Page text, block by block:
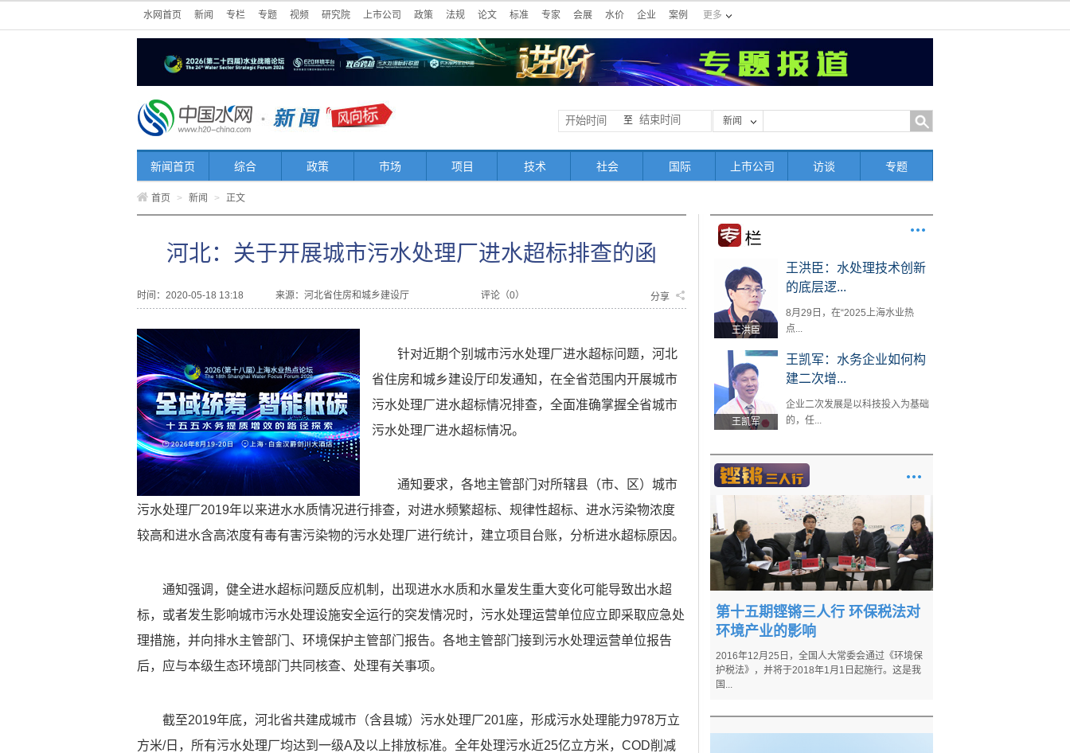
水网首页 新闻 专栏 专题 视频 研究院 上市公司 政策 法规 论文 标准 专家 会展 水价 企业 案例 更多
至 新闻
新闻首页 综合 政策 市场 项目 技术 社会 国际 上市公司 访谈 专题
首页 > 新闻 > 正文
河北：关于开展城市污水处理厂进水超标排查的函
时间：2020-05-18 13:18 来源： 河北省住房和城乡建设厅 评论（0） 分享
针对近期个别城市污水处理厂进水超标问题，河北
省住房和城乡建设厅印发通知，在全省范围内开展城市
污水处理厂进水超标情况排查，全面准确掌握全省城市
污水处理厂进水超标情况。
通知要求，各地主管部门对所辖县（市、区）城市
污水处理厂2019年以来进水水质情况进行排查，对进水频繁超标、规律性超标、进水污染物浓度
较高和进水含高浓度有毒有害污染物的污水处理厂进行统计，建立项目台账，分析进水超标原因。
通知强调，健全进水超标问题反应机制，出现进水水质和水量发生重大变化可能导致出水超
标，或者发生影响城市污水处理设施安全运行的突发情况时，污水处理运营单位应立即采取应急处
理措施，并向排水主管部门、环境保护主管部门报告。各地主管部门接到污水处理运营单位报告
后，应与本级生态环境部门共同核查、处理有关事项。
截至2019年底，河北省共建成城市（含县城）污水处理厂201座，形成污水处理能力978万立
方米/日，所有污水处理厂均达到一级A及以上排放标准。全年处理污水近25亿立方米，COD削减
王洪臣
王洪臣：水处理技术创新
的底层逻...
8月29日，在“2025上海水业热
点...
王凯军
王凯军：水务企业如何构
建二次增...
企业二次发展是以科技投入为基础
的，任...
第十五期铿锵三人行 环保税法对
环境产业的影响
2016年12月25日，全国人大常委会通过《环境保
护税法》，并将于2018年1月1日起施行。这是我
国...